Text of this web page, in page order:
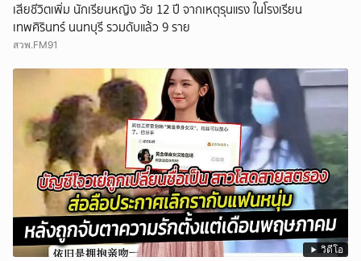
เสียชีวิตเพิ่ม นักเรียนหญิง วัย 12 ปี จากเหตุรุนแรง ในโรงเรียน
เทพศิรินทร์ นนทบุรี รวมดับแล้ว 9 ราย
สวพ.FM91
วิดีโอ